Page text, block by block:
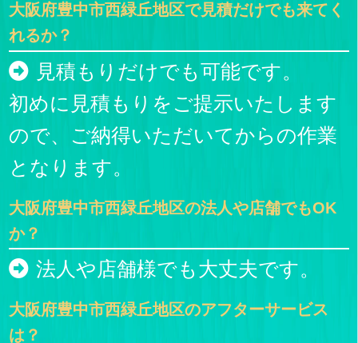
大阪府豊中市西緑丘地区で見積だけでも来てく
れるか？
見積もりだけでも可能です。
初めに見積もりをご提示いたします
ので、ご納得いただいてからの作業
となります。
大阪府豊中市西緑丘地区の法人や店舗でもOK
か？
法人や店舗様でも大丈夫です。
大阪府豊中市西緑丘地区のアフターサービス
は？